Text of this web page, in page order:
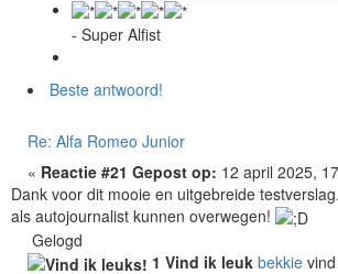
- Super Alfist
Beste antwoord!
Re: Alfa Romeo Junior
« Reactie #21 Gepost op: 12 april 2025,
Dank voor dit mooie en uitgebreide
als autojournalist kunnen overwegen!
Gelogd
1 Vind ik leuk bekkie